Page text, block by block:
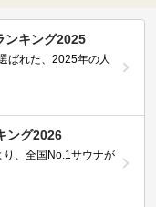
ンキング2025
ばれた、2025年の人
ング2026
、全国No.1サウナが